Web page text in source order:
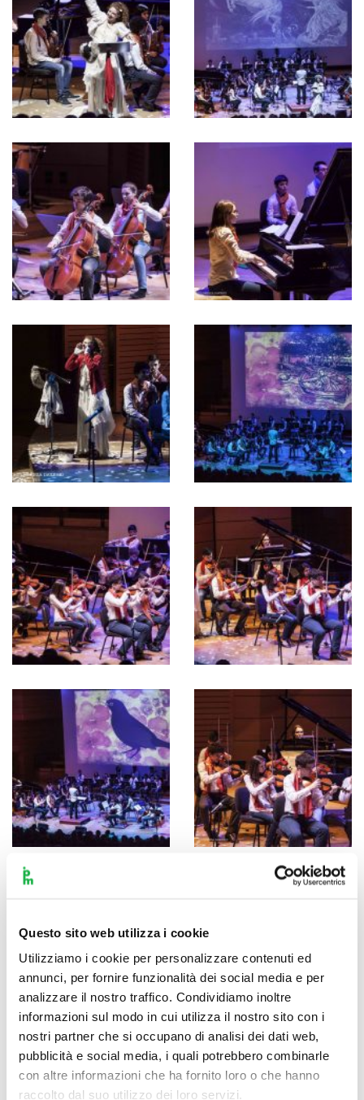
Questo sito web utilizza i cookie
Utilizziamo i cookie per personalizzare contenuti ed
annunci, per fornire funzionalità dei social media e per
analizzare il nostro traffico. Condividiamo inoltre
informazioni sul modo in cui utilizza il nostro sito con i
nostri partner che si occupano di analisi dei dati web,
pubblicità e social media, i quali potrebbero combinarle
con altre informazioni che ha fornito loro o che hanno
raccolto dal suo utilizzo dei loro servizi.